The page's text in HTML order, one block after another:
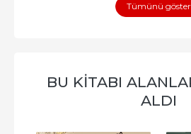
Tümünü göster
BU KITABI
ALDI